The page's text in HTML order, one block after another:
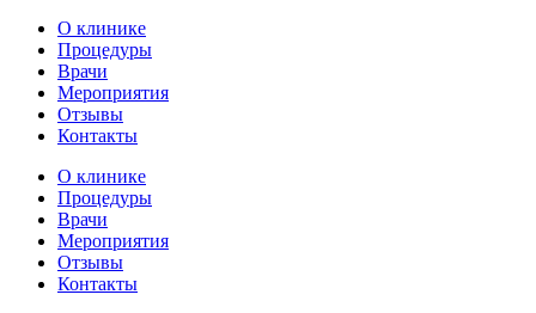
О клинике
Процедуры
Врачи
Мероприятия
Отзывы
Контакты
О клинике
Процедуры
Врачи
Мероприятия
Отзывы
Контакты